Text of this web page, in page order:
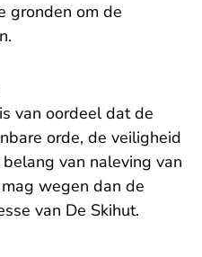
gronden om de
van oordeel dat de
orde, de veiligheid
van naleving van
wegen dan de
van De Skihut.